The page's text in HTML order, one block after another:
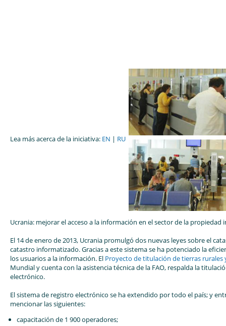
Lea más acerca de la iniciativa: EN | RU
Ucrania: mejorar el acceso a la información en el sector de la
El 14 de enero de 2013, Ucrania promulgó dos nuevas leyes sobre el
catastro informatizado. Gracias a este sistema se ha potenciado la
los usuarios a la información. El Proyecto de titulación de tierras
Mundial y cuenta con la asistencia técnica de la FAO, respalda la
electrónico.
El sistema de registro electrónico se ha extendido por todo el país; y
mencionar las siguientes:
capacitación de 1 900 operadores;